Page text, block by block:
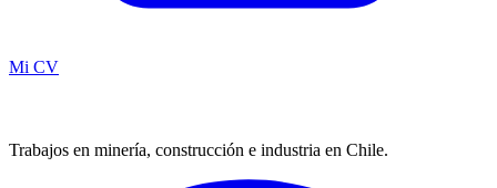
Mi CV
Trabajos en minería, construcción e industria en Chile.